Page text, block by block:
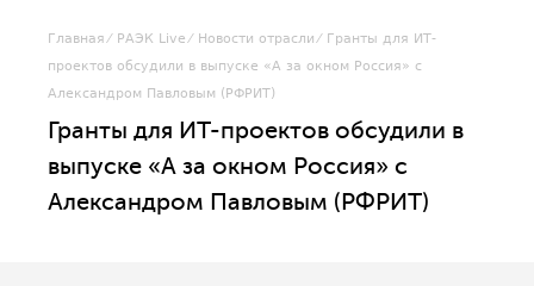
Главная РАЭК Live Новости отрасли
Гранты для ИТ-
проектов обсудили в выпуске «А за окном Россия» с
Александром Павловым (РФРИТ)
Гранты для ИТ-проектов обсудили в
выпуске «А за окном Россия» с
Александром Павловым (РФРИТ)